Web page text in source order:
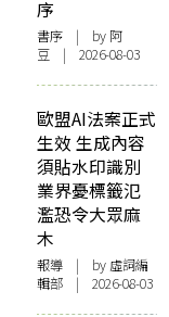
序
書序 | by 阿
豆 | 2026-08-03
歐盟AI法案正式
生效 生成內容
須貼水印識別
業界憂標籤氾
濫恐令大眾麻
木
報導 | by 虛詞編
輯部 | 2026-08-03